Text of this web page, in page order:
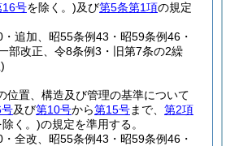
16号を除く。)及び第5条第1項の規定
追加、昭55条例43・昭59条例46・
部改正、令8条例3・旧第7条の2繰
位置、構造及び管理の基準について
及び第10号から第15号まで、 第2項
除く。)の規定を準用する。
全改、昭55条例43・昭59条例46・